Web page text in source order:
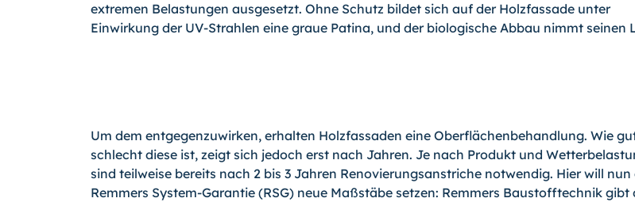
extremen Belastungen ausgesetzt. Ohne Schutz bildet sich auf der Holzfassade unter
Einwirkung der UV-Strahlen eine graue Patina, und der biologische Abbau nimmt seinen
Um dem entgegenzuwirken, erhalten Holzfassaden eine Oberflächenbehandlung. Wie
schlecht diese ist, zeigt sich jedoch erst nach Jahren. Je nach Produkt und
sind teilweise bereits nach 2 bis 3 Jahren Renovierungsanstriche notwendig. Hier will nun
Remmers System-Garantie (RSG) neue Maßstäbe setzen: Remmers Baustofftechnik gibt